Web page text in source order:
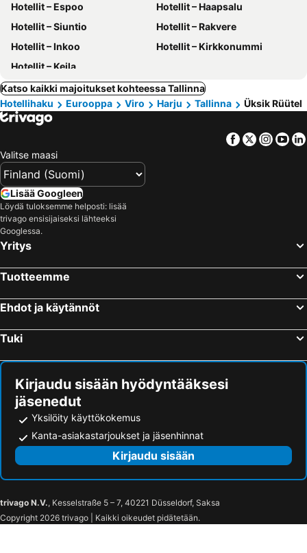
Hotellit – Espoo
Hotellit – Haapsalu
Hotellit – Siuntio
Hotellit – Rakvere
Hotellit – Inkoo
Hotellit – Kirkkonummi
Hotellit – Keila
Katso kaikki majoitukset kohteessa Tallinna
Hotellihaku
Eurooppa Viro Harju Tallinna Üksik Rüütel
Facebook
Twitter
Valitse maasi
Lisää Googleen
Löydä tuloksemme helposti: lisää
trivago ensisijaiseksi lähteeksi
Googlessa.
Yritys
Tuotteemme
Ehdot ja käytännöt
Tuki
Kirjaudu sisään hyödyntääksesi
jäsenedut
Yksilöity käyttökokemus
Kanta-asiakastarjoukset ja jäsenhinnat
Kirjaudu sisään
trivago N.V., Kesselstraße 5 – 7, 40221 Düsseldorf, Saksa
Copyright 2026 trivago | Kaikki oikeudet pidätetään.